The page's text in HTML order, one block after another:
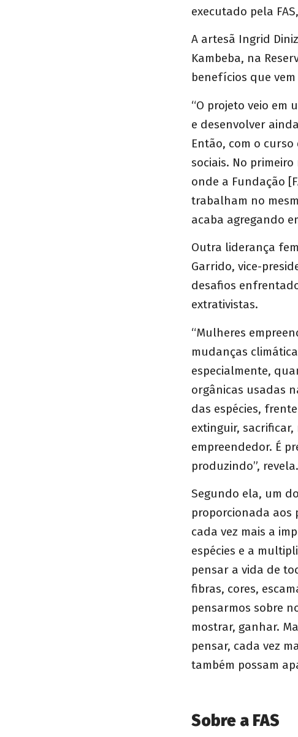
executado pela
A artesã Ingrid
Kambeba, na
benefícios que
“O projeto veio em
e desenvolver
Então, com o
sociais. No
onde a Fundação
trabalham no
acaba agregando
Outra liderança
Garrido, vice-
desafios
extrativistas.
“Mulheres
mudanças
especialmente,
orgânicas usadas
das espécies,
extinguir,
empreendedor. É
produzindo”, revela.
Segundo ela, um
proporcionada aos
cada vez mais a
espécies e a
pensar a vida de
fibras, cores,
pensarmos sobre
mostrar, ganhar.
pensar, cada vez
também possam
Sobre a FAS